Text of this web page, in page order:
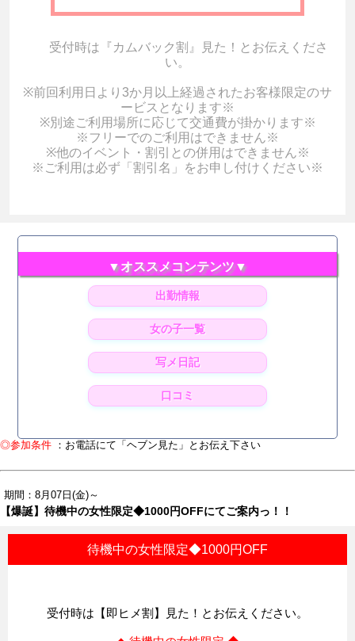
受付時は『カムバック割』見た！とお伝えくださ
い。
※前回利用日より3か月以上経過されたお客様限定のサ
ービスとなります※
※別途ご利用場所に応じて交通費が掛かります※
※フリーでのご利用はできません※
※他のイベント・割引との併用はできません※
※ご利用は必ず「割引名」をお申し付けください※
▼オススメコンテンツ▼
出勤情報
女の子一覧
写メ日記
口コミ
◎参加条件 ：お電話にて「ヘブン見た」とお伝え下さい
期間：8月07日(金)～
【爆誕】待機中の女性限定◆1000円OFFにてご案内っ！！
待機中の女性限定◆1000円OFF
受付時は【即ヒメ割】見た！とお伝えください。